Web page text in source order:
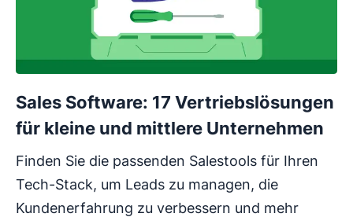
Sales Software: 17 Vertriebslösungen
für kleine und mittlere Unternehmen
Finden Sie die passenden Salestools für Ihren
Tech-Stack, um Leads zu managen, die
Kundenerfahrung zu verbessern und mehr